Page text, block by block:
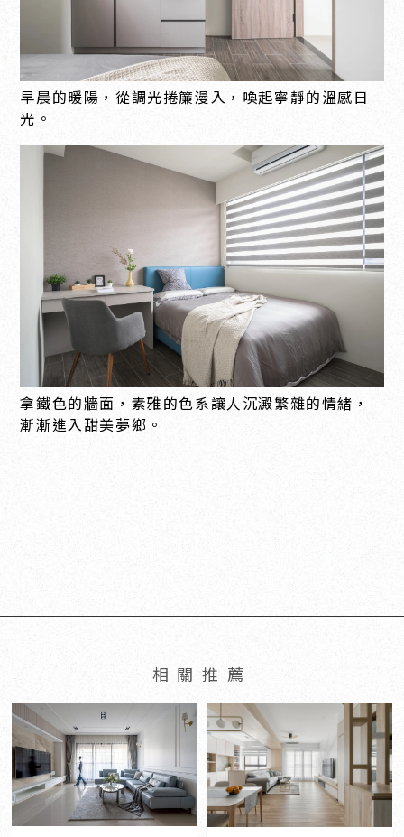
早晨的暖陽，從調光捲簾漫入，喚起寧靜的溫感日
光。
拿鐵色的牆面，素雅的色系讓人沉澱繁雜的情緒，
漸漸進入甜美夢鄉。